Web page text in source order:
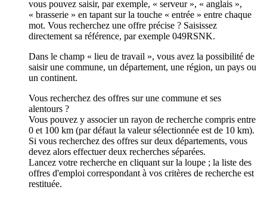
vous pouvez saisir, par exemple, « serveur », « anglais »,
« brasserie » en tapant sur la touche « entrée » entre chaque
mot. Vous recherchez une offre précise ? Saisissez
directement sa référence, par exemple 049RSNK.
Dans le champ « lieu de travail », vous avez la possibilité de
saisir une commune, un département, une région, un pays ou
un continent.
Vous recherchez des offres sur une commune et ses
alentours ?
Vous pouvez y associer un rayon de recherche compris entre
0 et 100 km (par défaut la valeur sélectionnée est de 10 km).
Si vous recherchez des offres sur deux départements, vous
devez alors effectuer deux recherches séparées.
Lancez votre recherche en cliquant sur la loupe ; la liste des
offres d'emploi correspondant à vos critères de recherche est
restituée.